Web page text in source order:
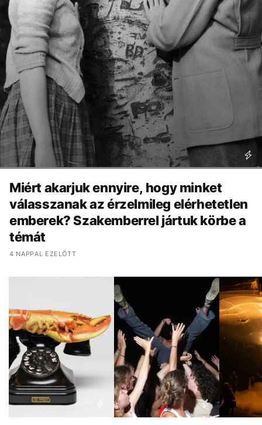
Miért akarjuk ennyire, hogy minket
válasszanak az érzelmileg elérhetetlen
emberek? Szakemberrel jártuk körbe a
témát
4 NAPPAL EZELŐTT